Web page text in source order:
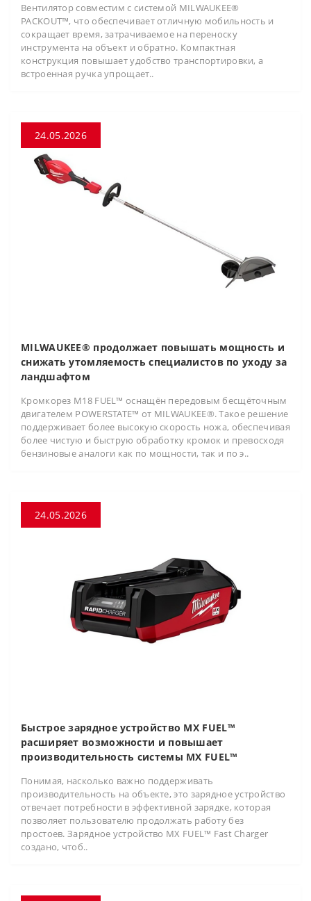
Вентилятор совместим с системой MILWAUKEE®
PACKOUT™, что обеспечивает отличную мобильность и
сокращает время, затрачиваемое на переноску
инструмента на объект и обратно. Компактная
конструкция повышает удобство транспортировки, а
встроенная ручка упрощает..
24.05.2026
MILWAUKEE® продолжает повышать мощность и
снижать утомляемость специалистов по уходу за
ландшафтом
Кромкорез M18 FUEL™ оснащён передовым бесщёточным
двигателем POWERSTATE™ от MILWAUKEE®. Такое решение
поддерживает более высокую скорость ножа, обеспечивая
более чистую и быструю обработку кромок и превосходя
бензиновые аналоги как по мощности, так и по э..
24.05.2026
Быстрое зарядное устройство MX FUEL™
расширяет возможности и повышает
производительность системы MX FUEL™
Понимая, насколько важно поддерживать
производительность на объекте, это зарядное устройство
отвечает потребности в эффективной зарядке, которая
позволяет пользователю продолжать работу без
простоев. Зарядное устройство MX FUEL™ Fast Charger
создано, чтоб..